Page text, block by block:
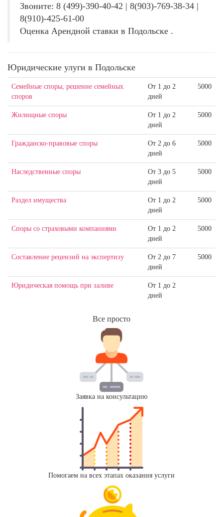
Звоните: 8 (499)-390-40-42 | 8(903)-769-38-34 |
8(910)-425-61-00
Оценка Арендной ставки в Подольске .
Юридические улуги в Подольске
Семейные споры, решение семейных
споров
От 1 до 2
дней
5000
Жилищные споры
От 1 до 2
дней
5000
Гражданско-правовые споры
От 2 до 6
дней
5000
Наследственные споры
От 3 до 5
дней
5000
Раздел имущества
От 1 до 2
дней
5000
Споры со страховыми компаниями
От 1 до 2
дней
5000
Составление рецензий на экспертизу
От 2 до 7
дней
5000
Юридическая помощь при заливе
От 1 до 2
дней
Все просто
Заявка на консультацию
Помогаем на всех этапах оказания услуги